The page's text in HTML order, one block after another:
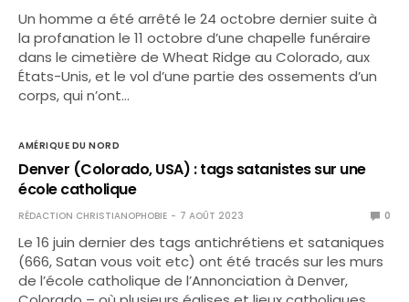
Un homme a été arrêté le 24 octobre dernier suite à
la profanation le 11 octobre d’une chapelle funéraire
dans le cimetière de Wheat Ridge au Colorado, aux
États-Unis, et le vol d’une partie des ossements d’un
corps, qui n’ont…
AMÉRIQUE DU NORD
Denver (Colorado, USA) : tags satanistes sur une
école catholique
RÉDACTION CHRISTIANOPHOBIE 7 AOÛT 2023 0
Le 16 juin dernier des tags antichrétiens et sataniques
(666, Satan vous voit etc) ont été tracés sur les murs
de l’école catholique de l’Annonciation à Denver,